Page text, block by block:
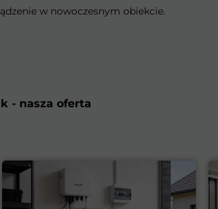
w nowoczesnym obiekcie.
- nasza oferta